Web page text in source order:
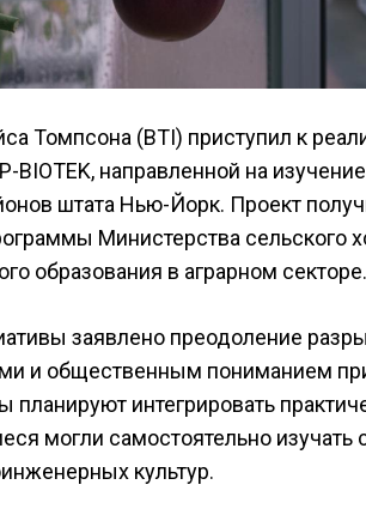
Томпсона (BTI) приступил к
BIOTEK, направленной на
штата Нью-Йорк. Проект
Министерства сельского
образования в аграрном секторе.
заявлено преодоление
и общественным пониманием
планируют интегрировать
могли самостоятельно
культур.